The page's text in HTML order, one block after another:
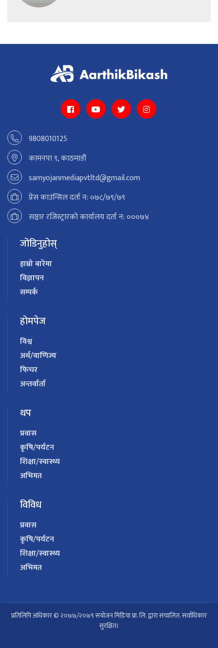
9808010125
कामनपा ९, काठमाडौं
samyojanmediapvtltd@gmail.com
प्रेस काउन्सिल दर्ता न: ०७८/७९/७९
सञ्चार रजिस्ट्रारको कार्यालय दर्ता न: ०००७४
जोडिनुहोस्
हाम्रो बारेमा
विज्ञापन
सम्पर्क
होमपेज
विश्व
अर्थ/वाणिज्य
फिचर
अन्तर्वार्ता
थप
प्रवास
कृषि/पर्यटन
शिक्षा/स्वास्थ्य
अभिमत
विविध
प्रवास
कृषि/पर्यटन
शिक्षा/स्वास्थ्य
अभिमत
प्रतिलिपि अधिकार © २०७७/२०७९ संयोजन मिडिया प्रा. लि. द्वारा संचालित. सर्वाधिकार
सुरक्षित।